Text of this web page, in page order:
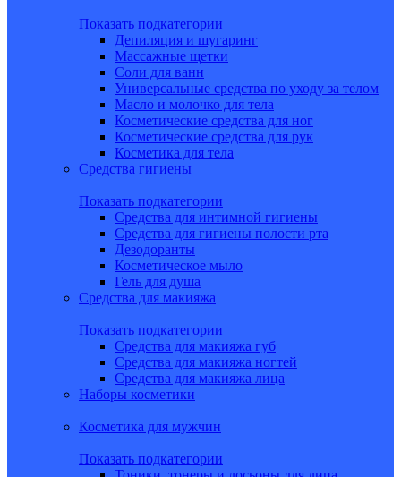
Показать подкатегории
Депиляция и шугаринг
Массажные щетки
Соли для ванн
Универсальные средства по уходу за телом
Масло и молочко для тела
Косметические средства для ног
Косметические средства для рук
Косметика для тела
Средства гигиены
Показать подкатегории
Средства для интимной гигиены
Средства для гигиены полости рта
Дезодоранты
Косметическое мыло
Гель для душа
Средства для макияжа
Показать подкатегории
Средства для макияжа губ
Средства для макияжа ногтей
Средства для макияжа лица
Наборы косметики
Косметика для мужчин
Показать подкатегории